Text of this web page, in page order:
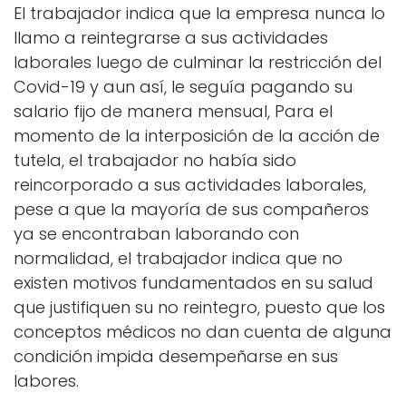
El trabajador indica que la empresa nunca lo
llamo a reintegrarse a sus actividades
laborales luego de culminar la restricción del
Covid-19 y aun así, le seguía pagando su
salario fijo de manera mensual, Para el
momento de la interposición de la acción de
tutela, el trabajador no había sido
reincorporado a sus actividades laborales,
pese a que la mayoría de sus compañeros
ya se encontraban laborando con
normalidad, el trabajador indica que no
existen motivos fundamentados en su salud
que justifiquen su no reintegro, puesto que los
conceptos médicos no dan cuenta de alguna
condición impida desempeñarse en sus
labores.